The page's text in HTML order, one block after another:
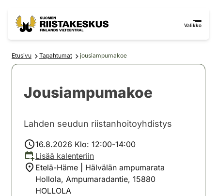
Valikko
Etusivu Tapahtumat jousiampumakoe
Jousiampumakoe
Lahden seudun riistanhoitoyhdistys
16.8.2026 Klo: 12:00-14:00
Lisää kalenteriin
Etelä-Häme | Hälvälän ampumarata
Hollola, Ampumaradantie, 15880
HOLLOLA